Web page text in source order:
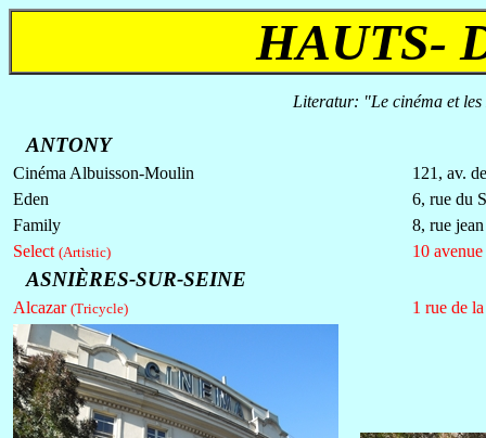
HAUTS-
Literatur: "Le cinéma et
ANTONY
Cinéma Albuisson-Moulin
121, av.
Eden
6, rue du
Family
8, rue
Select (Artistic) 10
ASNIÈRES-SUR-SEINE
Alcazar (Tricycle) 1 rue de